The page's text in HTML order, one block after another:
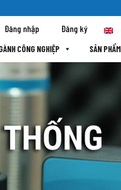
Đăng nhập Đăng ký
CÔNG NGHIỆP SẢN PHẨM